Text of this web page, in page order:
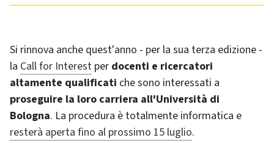
Si rinnova anche quest'anno - per la sua terza edizione -
la Call for Interest per docenti e ricercatori
altamente qualificati che sono interessati a
proseguire la loro carriera all'Università di
Bologna. La procedura è totalmente informatica e
resterà aperta fino al prossimo 15 luglio.